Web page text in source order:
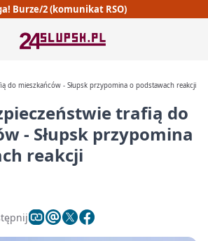
Burze/2 (komunikat RSO)
do mieszkańców - Słupsk przypomina o podstawach reakcji
trafią do
- Słupsk przypomina
reakcji